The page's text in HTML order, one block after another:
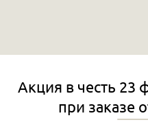
Акция в честь 23
при заказе